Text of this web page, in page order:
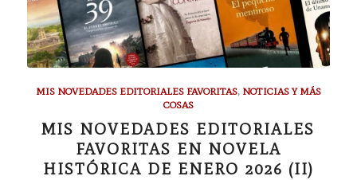
MIS NOVEDADES EDITORIALES FAVORITAS, NOTICIAS Y MÁS
COSAS
MIS NOVEDADES EDITORIALES
FAVORITAS EN NOVELA
HISTÓRICA DE ENERO 2026 (II)